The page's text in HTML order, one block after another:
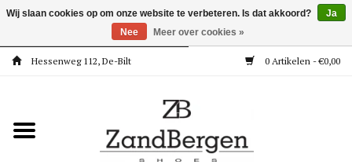
Hessenweg 112, De-Bilt 0 Artikelen - €0,00
Kleding
Wij slaan cookies op om onze website te verbeteren. Is dat akkoord?
Ja
Nee
Meer over cookies »